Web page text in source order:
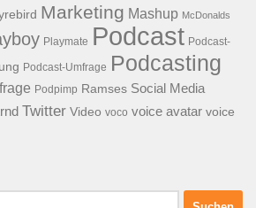
Marketing Mashup McDonalds
Playmate Podcast Podcast-
Podcast-Umfrage Podcasting
Podpimp Ramses Social Media
Twitter Video voco voice avatar voice